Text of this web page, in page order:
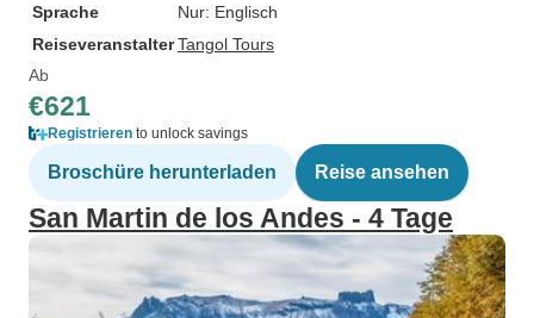
Sprache
Nur: Englisch
ReiseveranstalterTangol Tours
Ab
€621
Registrieren to unlock savings
Broschüre herunterladen Reise ansehen
San Martin de los Andes - 4 Tage